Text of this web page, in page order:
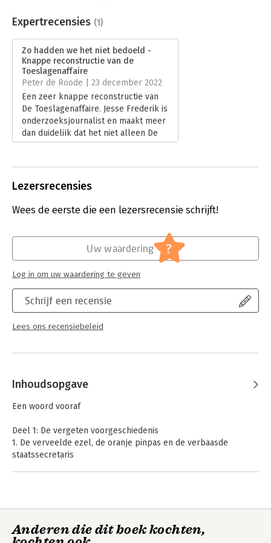
Uitgever:
De Correspondent BV
Verschijningsdatum:
9-2-2021
Hoofdrubriek:
Jongbloed:
Belastingrecht algemeen
Expertrecensies (1)
Zo hadden we het niet bedoeld -
Knappe reconstructie van de
Toeslagenaffaire
Peter de Roode | 23 december 2022
Een zeer knappe reconstructie van
De Toeslagenaffaire. Jesse Frederik is
onderzoeksjournalist en maakt meer
dan duidelijk dat het niet alleen De
Belastingdienst is die hier faalde.
Tweede Kamer, de Raad van State, de
media waren ook partner in crime.
hoe de patronen in de politiek dingen
Lezersrecensies
Wees de eerste die een lezersrecensie schrijft!
Schrijf een recensie
Lees ons recensiebeleid
Uw waardering ?
Log in om uw waardering te geven
Inhoudsopgave
Een woord vooraf
Deel 1: De vergeten voorgeschiedenis
1. De verveelde ezel, de oranje pinpas en de verbaasde
staatssecretaris
6. De teamleider van afdeling Uitval/Uitworp heeft een plan
Anderen die dit boek kochten,